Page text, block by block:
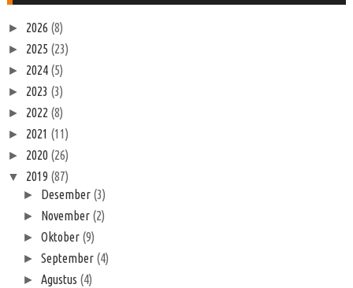
► 2026 (8)
► 2025 (23)
► 2024 (5)
► 2023 (3)
► 2022 (8)
► 2021 (11)
► 2020 (26)
▼ 2019 (87)
► Desember (3)
► November (2)
►Oktober (9)
►September (4)
►Agustus (4)